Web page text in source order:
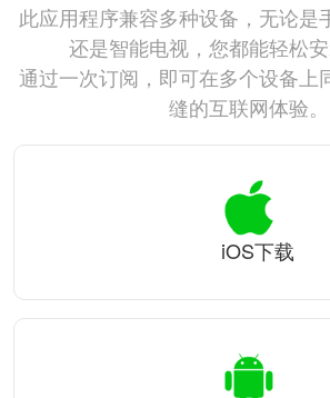
此应用程序兼容多种设备，无论是
还是智能电视，您都能轻松安
通过一次订阅，即可在多个设备上
缝的互联网体验。
iOS下载